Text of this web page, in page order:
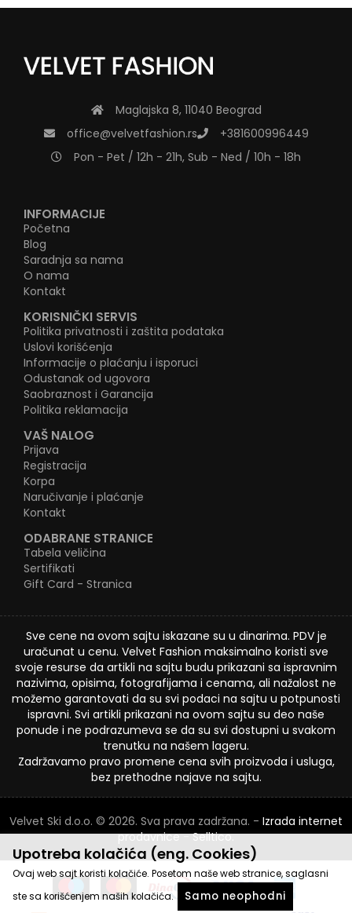
Maglajska 8, 11040 Beograd
office@velvetfashion.rs
+381600996449
Pon - Pet / 12h - 21h, Sub - Ned / 10h - 18h
INFORMACIJE
Početna
Blog
Saradnja sa nama
O nama
Kontakt
KORISNIČKI SERVIS
Politika privatnosti i zaštita podataka
Uslovi korišćenja
Informacije o plaćanju i isporuci
Odustanak od ugovora
Saobraznost i Garancija
Politika reklamacija
VAŠ NALOG
Prijava
Registracija
Korpa
Naručivanje i plaćanje
Kontakt
ODABRANE STRANICE
Tabela veličina
Sertifikati
Gift Card - Stranica
Sve cene na ovom sajtu iskazane su u dinarima. PDV je
uračunat u cenu. Velvet Fashion maksimalno koristi sve
svoje resurse da artikli na sajtu budu prikazani sa ispravnim
nazivima, opisima, fotografijama i cenama, ali nažalost ne
možemo garantovati da su svi podaci na sajtu u potpunosti
ispravni. Svi artikli prikazani na ovom sajtu su deo naše
ponude i ne podrazumeva se da su svi dostupni u svakom
trenutku na našem lageru.
Zadržavamo pravo promene cena svih proizvoda i usluga,
bez prethodne najave na sajtu.
Velvet Ski d.o.o. © 2026. Sva prava zadržana. - Izrada internet
prodavnice-Selltico.
Upotreba kolačića (eng. Cookies)
Ovaj web sajt koristi kolačiće. Posetom naše web stranice, saglasni
ste sa korišćenjem naših kolačića.
Samo neophodni